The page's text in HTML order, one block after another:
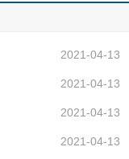
2021-04-13
2021-04-13
2021-04-13
2021-04-13